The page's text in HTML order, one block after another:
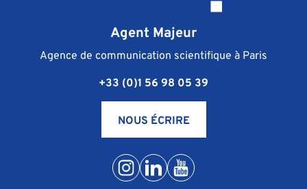
Agent Majeur
Agence de communication scientifique à Paris
+33 (0)1 56 98 05 39
NOUS ÉCRIRE